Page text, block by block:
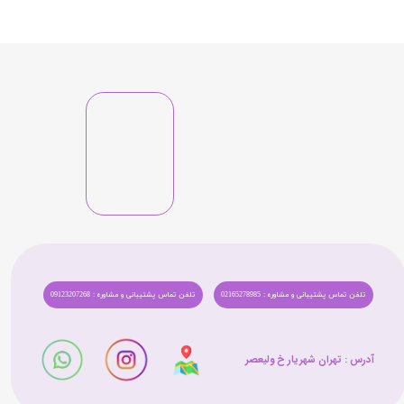
تلفن تماس پشتیبانی و مشاوره : 09123207268 تلفن تماس پشتیبانی و مشاوره : 02165278985
آدرس : تهران شهریار خ ولیعصر​​​​​​​